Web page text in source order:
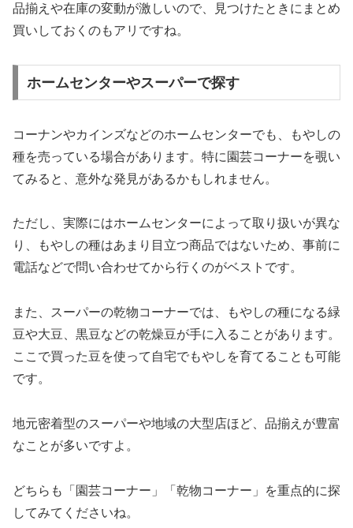
品揃えや在庫の変動が激しいので、見つけたときにまとめ
買いしておくのもアリですね。
ホームセンターやスーパーで探す
コーナンやカインズなどのホームセンターでも、もやしの
種を売っている場合があります。特に園芸コーナーを覗い
てみると、意外な発見があるかもしれません。
ただし、実際にはホームセンターによって取り扱いが異な
り、もやしの種はあまり目立つ商品ではないため、事前に
電話などで問い合わせてから行くのがベストです。
また、スーパーの乾物コーナーでは、もやしの種になる緑
豆や大豆、黒豆などの乾燥豆が手に入ることがあります。
ここで買った豆を使って自宅でもやしを育てることも可能
です。
地元密着型のスーパーや地域の大型店ほど、品揃えが豊富
なことが多いですよ。
どちらも「園芸コーナー」「乾物コーナー」を重点的に探
してみてくださいね。